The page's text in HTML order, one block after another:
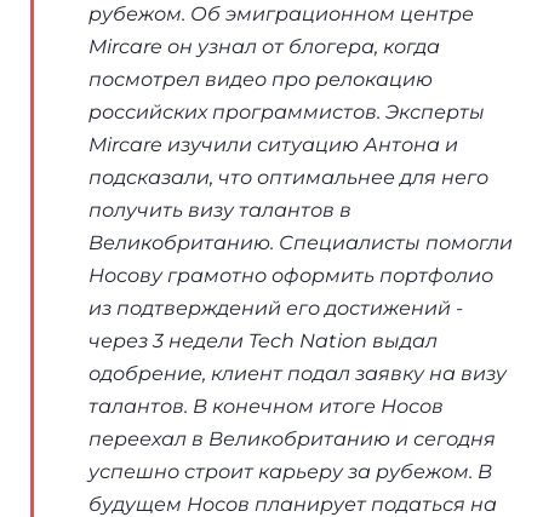
рубежом. Об эмиграционном центре
Mircare он узнал от блогера, когда
посмотрел видео про релокацию
российских программистов. Эксперты
Mircare изучили ситуацию Антона и
подсказали, что оптимальнее для него
получить визу талантов в
Великобританию. Специалисты помогли
Носову грамотно оформить портфолио
из подтверждений его достижений -
через 3 недели Tech Nation выдал
одобрение, клиент подал заявку на визу
талантов. В конечном итоге Носов
переехал в Великобританию и сегодня
успешно строит карьеру за рубежом. В
будущем Носов планирует податься на